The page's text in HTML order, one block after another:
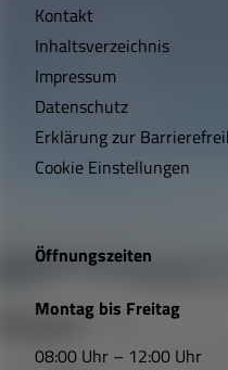
c
h
t
i
e
L
Kontakt
Inhaltsverzeichnis
Impressum
Datenschutz
Erklärung zur
Cookie Einstellungen
Öffnungszeiten
Montag bis Freitag
08:00 Uhr – 12:00 Uhr